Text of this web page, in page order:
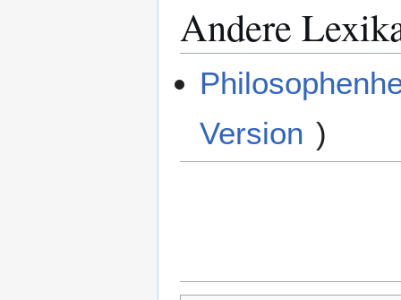
Andere
Version )